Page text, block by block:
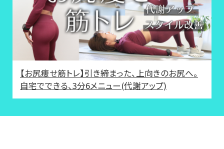
【お尻痩せ筋トレ】引き締まった、上向きのお尻へ。
自宅でできる、3分6メニュー(代謝アップ)